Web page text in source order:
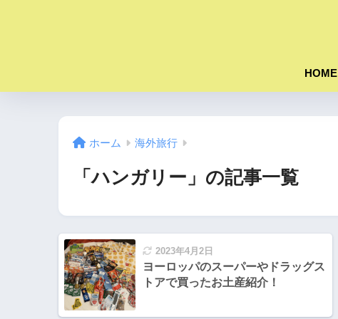
HOME
ホーム 海外旅行
「ハンガリー」の記事一覧
2023年4月2日
ヨーロッパのスーパーやドラッグス
トアで買ったお土産紹介！